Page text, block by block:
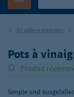
En salle et extérieur
Pots à
Produit
Simple und